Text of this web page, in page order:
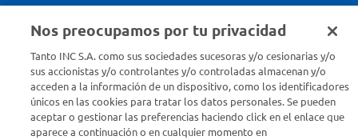
Estamos para ayudarte
¿Tenés una consulta? Comunicate con nosotros acá
Nos preocupamos por tu privacidad
Tanto INC S.A. como sus sociedades sucesoras y/o cesionarias y/o
sus accionistas y/o controlantes y/o controladas almacenan y/o
acceden a la información de un dispositivo, como los identificadores
únicos en las cookies para tratar los datos personales. Se pueden
aceptar o gestionar las preferencias haciendo click en el enlace que
aparece a continuación o en cualquier momento en